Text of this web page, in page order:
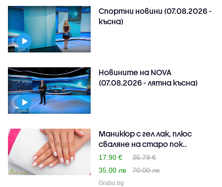
Спортни новини (07.08.2026 -
късна)
Новините на NOVA
(07.08.2026 - лятна късна)
Маникюр с гел лак, плюс
сваляне на старо пок..
17.90 €
35.79 €
35.00 лв
70.00 лв
Grabo.bg